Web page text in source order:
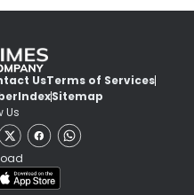
UsTerms of Services
IndexSitemap
Us